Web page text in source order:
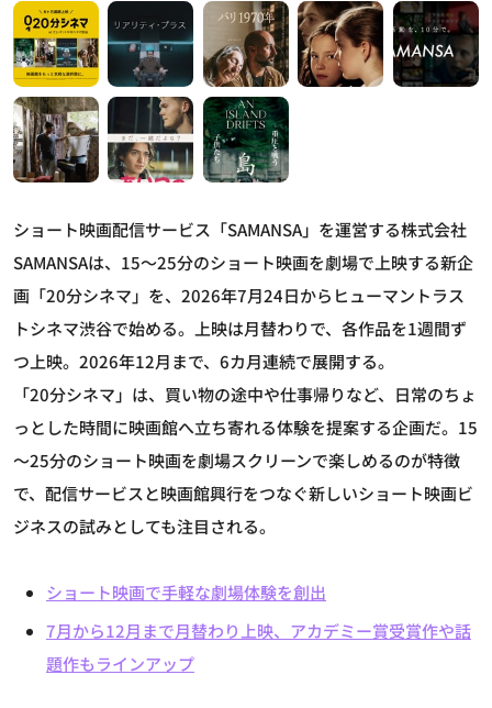
ショート映画配信サービス「SAMANSA」を運営する株式会社
SAMANSAは、15～25分のショート映画を劇場で上映する新企
画「20分シネマ」を、2026年7月24日からヒューマントラス
トシネマ渋谷で始める。上映は月替わりで、各作品を1週間ず
つ上映。2026年12月まで、6カ月連続で展開する。
「20分シネマ」は、買い物の途中や仕事帰りなど、日常のちょ
っとした時間に映画館へ立ち寄れる体験を提案する企画だ。15
～25分のショート映画を劇場スクリーンで楽しめるのが特徴
で、配信サービスと映画館興行をつなぐ新しいショート映画ビ
ジネスの試みとしても注目される。
ショート映画で手軽な劇場体験を創出
7月から12月まで月替わり上映、アカデミー賞受賞作や話
題作もラインアップ